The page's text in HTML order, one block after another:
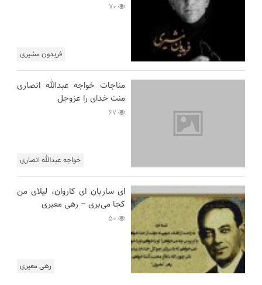
فریدون مشیری
خواجه عبدالله انصاری
مناجات خواجه عبدالله انصاری
منت خدای را عزوجل
رهی معیری
ای ساربان ای کاروان، لیلای من
کجا می‌بری – رهی معیری